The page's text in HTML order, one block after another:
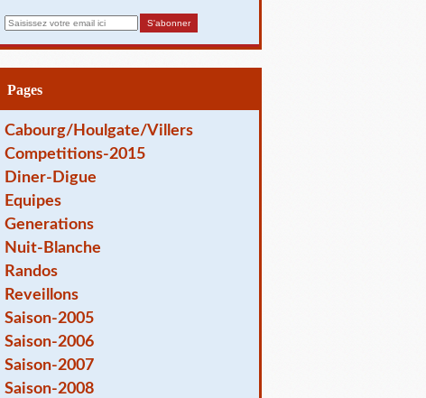
a
i
Pages
Cabourg/Houlgate/Villers
Competitions-2015
Diner-Digue
Equipes
Generations
Nuit-Blanche
Randos
Reveillons
Saison-2005
Saison-2006
Saison-2007
Saison-2008